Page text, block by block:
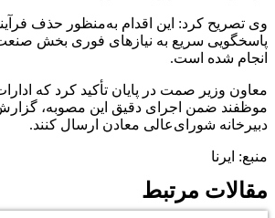
وی تصریح کرد: این اقدام به‌منظور حذف
پاسخگویی سریع به نیازهای فوری بخش
انجام شده است.
معاون وزیر صمت در پایان تأکید کرد که
موظفند ضمن اجرای دقیق این مصوبه،
دبیرخانه شورای‌عالی معادن ارسال کنند.
منبع: ایرنا
مقالات مرتبط